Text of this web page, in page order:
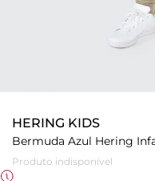
HERING KIDS
Bermuda Azul Hering
Produto indisponível